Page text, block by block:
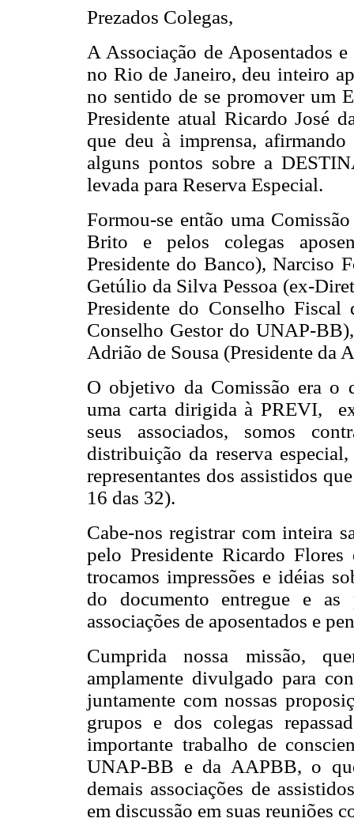
Prezados Colegas,
A Associação de Aposentados
no Rio de Janeiro, deu inteiro
no sentido de se promover um
Presidente atual Ricardo José
que deu à imprensa,
alguns pontos sobre a
levada para Reserva Especial.
Formou-se então uma
Brito e pelos colegas
Presidente do Banco), Narciso
Getúlio da Silva Pessoa (ex-
Presidente do Conselho
Conselho Gestor do UNAP-
Adrião de Sousa (Presidente da
O objetivo da Comissão era o
uma carta dirigida à PREVI,
seus associados, somos
distribuição da reserva
representantes dos assistidos
16 das 32).
Cabe-nos registrar com inteira
pelo Presidente Ricardo
trocamos impressões e idéias
do documento entregue e
associações de aposentados e
Cumprida nossa missão,
amplamente divulgado para
juntamente com nossas
grupos e dos colegas
importante trabalho de
UNAP-BB e da AAPBB, o
demais associações de
em discussão em suas reuniões